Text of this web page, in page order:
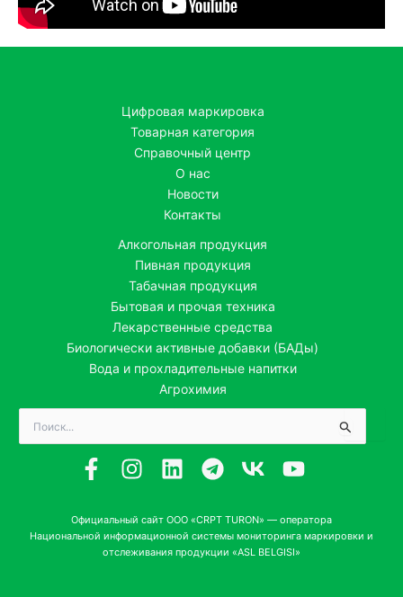
Цифровая маркировка
Товарная категория
Справочный центр
О нас
Новости
Контакты
Алкогольная продукция
Пивная продукция
Табачная продукция
Бытовая и прочая техника
Лекарственные средства
Биологически активные добавки (БАДы)
Вода и прохладительные напитки
Агрохимия
Поиск:
Официальный сайт ООО «CRPT TURON» — оператора
Национальной информационной системы мониторинга маркировки и
отслеживания продукции «ASL BELGISI»